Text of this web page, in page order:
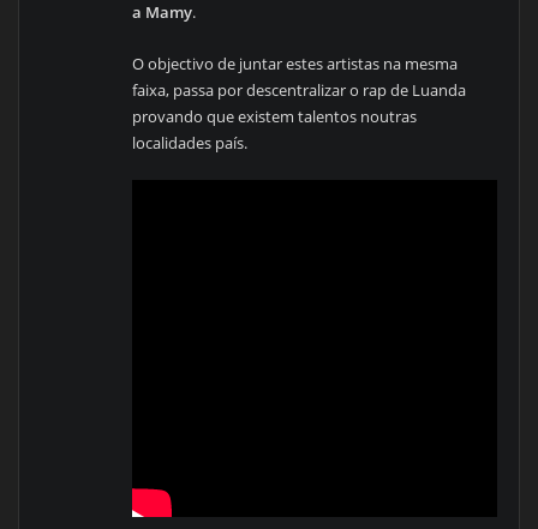
a Mamy.
O objectivo de juntar estes artistas na mesma
faixa, passa por descentralizar o rap de Luanda
provando que existem talentos noutras
localidades país.